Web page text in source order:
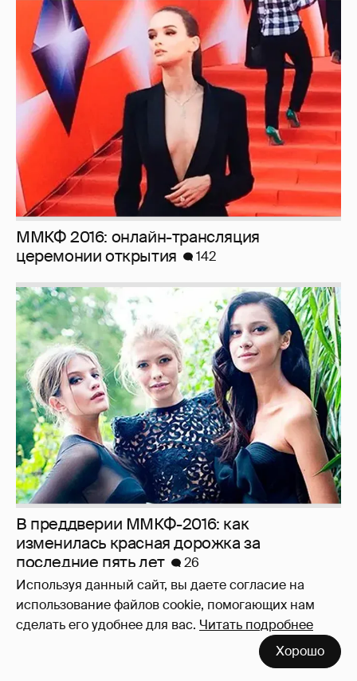
Используя данный сайт, вы даете согласие на
использование файлов cookie, помогающих нам
сделать его удобнее для вас. Читать подробнее
Хорошо
ММКФ 2016: онлайн-трансляция
церемонии открытия
142
В преддверии ММКФ-2016: как
изменилась красная дорожка за
последние пять лет
26